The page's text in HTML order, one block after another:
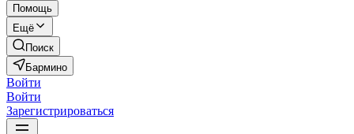
Помощь
Ещё
Поиск
Бармино
Войти
Войти
Зарегистрироваться